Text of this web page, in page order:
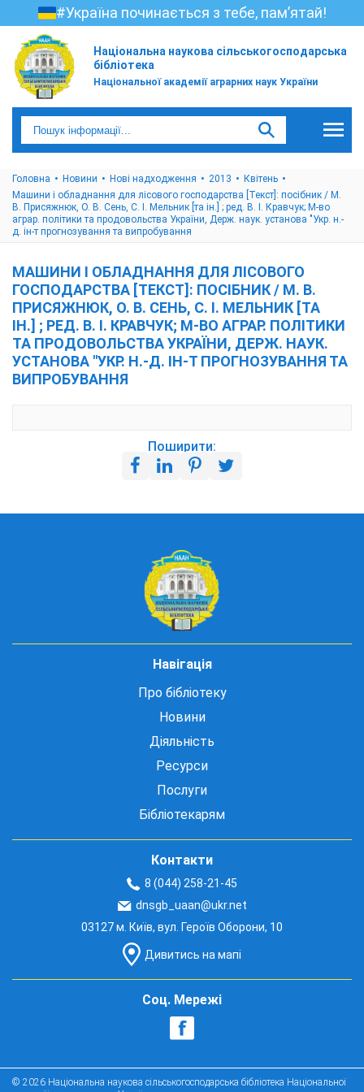
#Україна починається з тебе, пам’ятай!
Національна наукова сільськогосподарська
бібліотека
Національної академії аграрних наук України
Головна Новини Нові надходження 2013
Квітень
Машини і обладнання для лісового господарства [Текст]: посібник / М.
В. Присяжнюк, О. В. Сень, С. І. Мельник [та ін.] ; ред. В. І. Кравчук; М-во
аграр. політики та продовольства України, Держ. наук. установа "Укр. н.-
д. ін-т прогнозування та випробування
МАШИНИ І ОБЛАДНАННЯ ДЛЯ ЛІСОВОГО
ГОСПОДАРСТВА [ТЕКСТ]: ПОСІБНИК / М. В.
ПРИСЯЖНЮК, О. В. СЕНЬ, С. І. МЕЛЬНИК [ТА
ІН.] ; РЕД. В. І. КРАВЧУК; М-ВО АГРАР. ПОЛІТИКИ
ТА ПРОДОВОЛЬСТВА УКРАЇНИ, ДЕРЖ. НАУК.
УСТАНОВА "УКР. Н.-Д. ІН-Т ПРОГНОЗУВАННЯ ТА
ВИПРОБУВАННЯ
Поширити:
Навігація
Про бібліотеку
Новини
Діяльність
Ресурси
Послуги
Бібліотекарям
Контакти
8 (044) 258-21-45
dnsgb_uaan@ukr.net
03127 м. Київ, вул. Героїв Оборони, 10
Дивитись на мапі
Соц. Мережі
© 2026 Національна наукова сільськогосподарська бібліотека Національної